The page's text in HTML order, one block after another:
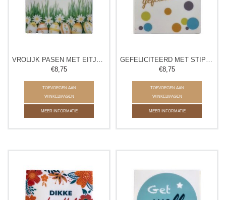
VROLIJK PASEN MET EITJES TABLET
€8,75
TOEVOEGEN AAN
WINKELWAGEN
MEER INFORMATIE
GEFELICITEERD MET STIPPEN TABLET
€8,75
TOEVOEGEN AAN
WINKELWAGEN
MEER INFORMATIE